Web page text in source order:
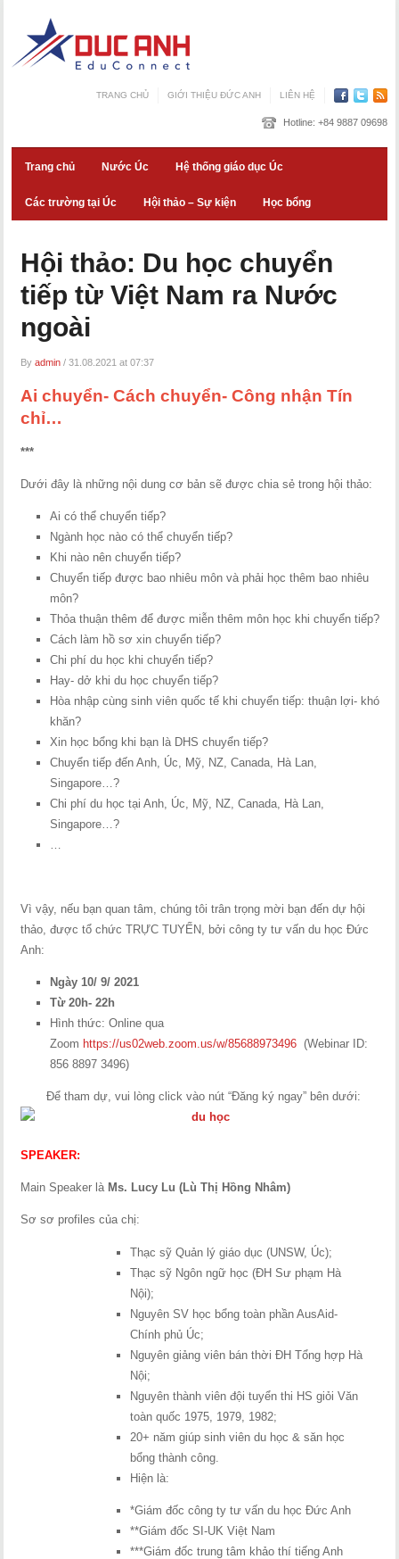
TRANG CHỦ GIỚI THIỆU ĐỨC ANH LIÊN HỆ
Hotline: +84 9887 09698
Trang chủ Nước Úc Hệ thống giáo dục Úc
Các trường tại Úc Hội thảo – Sự kiện Học bổng
Hội thảo: Du học chuyển
tiếp từ Việt Nam ra Nước
ngoài
Byadmin /31.08.2021 at 07:37
Ai chuyển- Cách chuyển- Công nhận Tín
chỉ…
***
Dưới đây là những nội dung cơ bản sẽ được chia sẻ trong hội thảo:
Ai có thể chuyển tiếp?
Ngành học nào có thể chuyển tiếp?
Khi nào nên chuyển tiếp?
Chuyển tiếp được bao nhiêu môn và phải học thêm bao nhiêu
môn?
Thỏa thuận thêm để được miễn thêm môn học khi chuyển tiếp?
Cách làm hồ sơ xin chuyển tiếp?
Chi phí du học khi chuyển tiếp?
Hay- dở khi du học chuyển tiếp?
Hòa nhập cùng sinh viên quốc tế khi chuyển tiếp: thuận lợi- khó
khăn?
Xin học bổng khi bạn là DHS chuyển tiếp?
Chuyển tiếp đến Anh, Úc, Mỹ, NZ, Canada, Hà Lan,
Singapore…?
Chi phí du học tại Anh, Úc, Mỹ, NZ, Canada, Hà Lan,
Singapore…?
…
Vì vậy, nếu bạn quan tâm, chúng tôi trân trọng mời bạn đến dự hội
thảo, được tổ chức TRỰC TUYẾN, bởi công ty tư vấn du học Đức
Anh:
Ngày 10/ 9/ 2021
Từ 20h- 22h
Hình thức: Online qua
Zoom https://us02web.zoom.us/w/85688973496 (Webinar ID:
856 8897 3496)
Để tham dự, vui lòng click vào nút “Đăng ký ngay” bên dưới:
SPEAKER:
Main Speaker là Ms. Lucy Lu (Lù Thị Hồng Nhâm)
Sơ sơ profiles của chị:
Thạc sỹ Quản lý giáo dục (UNSW, Úc);
Thạc sỹ Ngôn ngữ học (ĐH Sư phạm Hà
Nội);
Nguyên SV học bổng toàn phần AusAid-
Chính phủ Úc;
Nguyên giảng viên bán thời ĐH Tổng hợp Hà
Nội;
Nguyên thành viên đội tuyển thi HS giỏi Văn
toàn quốc 1975, 1979, 1982;
20+ năm giúp sinh viên du học & săn học
bổng thành công.
Hiện là:
*Giám đốc công ty tư vấn du học Đức Anh
**Giám đốc SI-UK Việt Nam
***Giám đốc trung tâm khảo thí tiếng Anh